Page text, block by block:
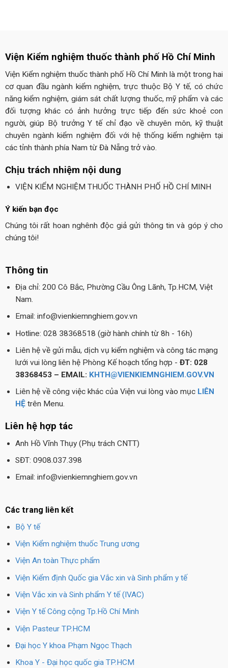
Viện Kiểm nghiệm thuốc thành phố Hồ Chí Minh
Viện Kiểm nghiệm thuốc thành phố Hồ Chí Minh là một trong hai
cơ quan đầu ngành kiểm nghiệm, trực thuộc Bộ Y tế, có chức
năng kiểm nghiệm, giám sát chất lượng thuốc, mỹ phẩm và các
đối tượng khác có ảnh hưởng trực tiếp đến sức khoẻ con
người, giúp Bộ trưởng Y tế chỉ đạo về chuyên môn, kỹ thuật
chuyên ngành kiểm nghiệm đối với hệ thống kiểm nghiệm tại
các tỉnh thành phía Nam từ Đà Nẵng trở vào.
Chịu trách nhiệm nội dung
VIỆN KIỂM NGHIỆM THUỐC THÀNH PHỐ HỒ CHÍ MINH
Ý kiến bạn đọc
Chúng tôi rất hoan nghênh độc giả gửi thông tin và góp ý cho
chúng tôi!
Thông tin
Địa chỉ: 200 Cô Bắc, Phường Cầu Ông Lãnh, Tp.HCM, Việt
Nam.
Email: info@vienkiemnghiem.gov.vn
Hotline: 028 38368518 (giờ hành chính từ 8h - 16h)
Liên hệ về gửi mẫu, dịch vụ kiểm nghiệm và công tác mạng
lưới vui lòng liên hệ Phòng Kế hoạch tổng hợp - ĐT: 028
38368453 – EMAIL: KHTH@VIENKIEMNGHIEM.GOV.VN
Liên hệ về công việc khác của Viện vui lòng vào mục LIÊN
HỆtrên Menu.
Liên hệ hợp tác
Anh Hồ Vĩnh Thụy (Phụ trách CNTT)
SĐT: 0908.037.398
Email: info@vienkiemnghiem.gov.vn
Các trang liên kết
Bộ Y tế
Viện Kiểm nghiệm thuốc Trung ương
Viện An toàn Thực phẩm
Viện Kiểm định Quốc gia Vắc xin và Sinh phẩm y tế
Viện Vắc xin và Sinh phẩm Y tế (IVAC)
Viện Y tế Công cộng Tp.Hồ Chí Minh
Viện Pasteur TP.HCM
Đại học Y khoa Phạm Ngọc Thạch
Khoa Y - Đại học quốc gia TP.HCM